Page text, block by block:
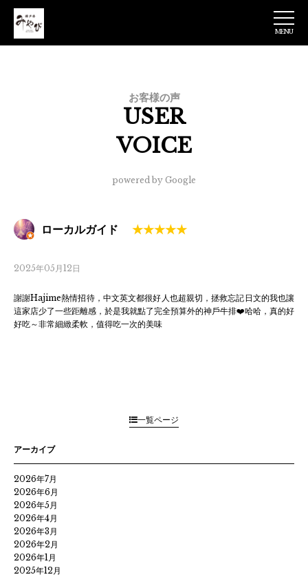
神戸牛みやび 日
MENU
お客様の声
USER
VOICE
powered by Google
ローカルガイド
2025年05月12日
謝謝Hajime熱情招待，中文英文都很好人也超親切，拯救忘記日文的我也讓
這家店少了一些距離感，於是我就點了完全預算外的神戶牛排❤️哈哈，真的好
好吃～非常細緻柔軟，值得吃一次的美味
一覧ページ
アーカイブ
2026年7月
2026年6月
2026年5月
2026年4月
2026年3月
2026年2月
2026年1月
2025年12月